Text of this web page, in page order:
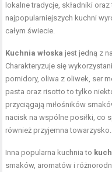
lokalne tradycje, składniki
najpopularniejszych kuchni
całym świecie.
Kuchnia włoska jest jedną z
Charakteryzuje się
pomidory, oliwa z oliwek, ser
pasta oraz risotto to tylko
przyciągają miłośników
nacisk na wspólne posiłki, co
również przyjemna towarzysko.
Inna popularna kuchnia to
smaków, aromatów i